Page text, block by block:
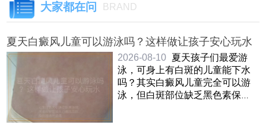
大家都在问 BRAND
夏天白癜风儿童可以游泳吗？这样做让孩子安心玩水
2026-08-10 夏天孩子们最爱游
泳，可身上有白斑的儿童能下水
吗？其实白癜风儿童完全可以游
泳，但白斑部位缺乏黑色素保